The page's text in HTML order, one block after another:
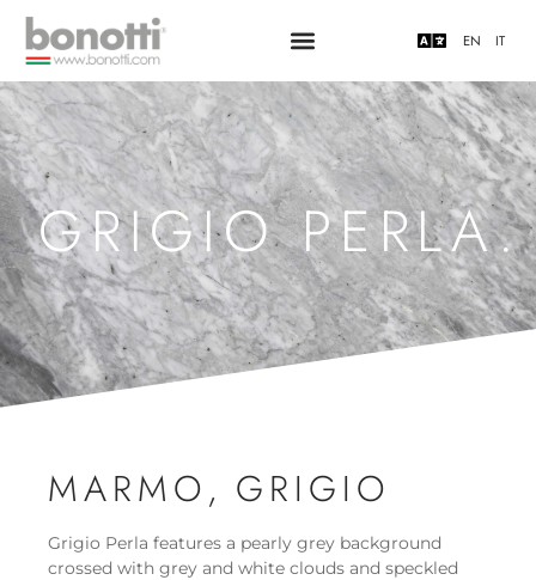
EN IT
GRIGIO PERLA.
MARMO, GRIGIO
Grigio Perla features a pearly grey background
crossed with grey and white clouds and speckled